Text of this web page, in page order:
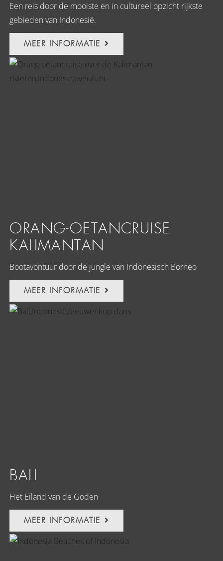
Een reis door de mooiste en in cultureel opzicht rijkste
gebieden van Indonesië.
MEER INFORMATIE
ORANG-OETANCRUISE
KALIMANTAN
Bootavontuur door de jungle van Indonesisch Borneo
MEER INFORMATIE
BALI
Het Eiland van de Goden
MEER INFORMATIE